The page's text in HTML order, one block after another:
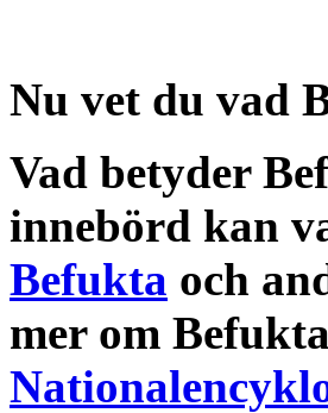
Nu vet du vad
Vad betyder
innebörd kan
Befukta och
mer om Befukta